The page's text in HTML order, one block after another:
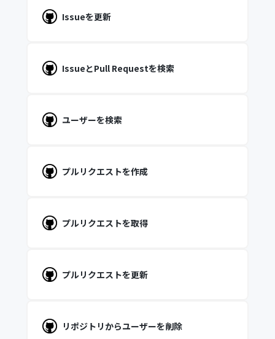
Issueを更新
IssueとPull Requestを検索
ユーザーを検索
プルリクエストを作成
プルリクエストを取得
プルリクエストを更新
リポジトリからユーザーを削除